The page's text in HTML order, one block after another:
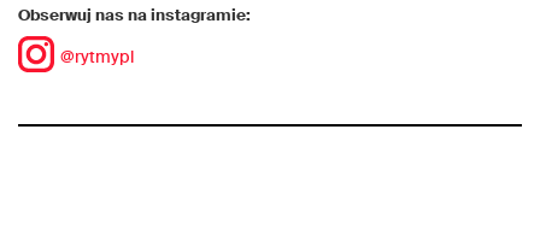
Obserwuj nas na instagramie:
@rytmypl